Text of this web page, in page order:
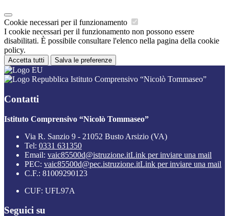
Cookie necessari per il funzionamento
I cookie necessari per il funzionamento non possono essere
disabilitati. È possibile consultare l'elenco nella pagina della cookie
policy.
Accetta tutti Salva le preferenze
Istituto Comprensivo “Nicolò Tommaseo”
Contatti
Istituto Comprensivo “Nicolò Tommaseo”
Via R. Sanzio 9 - 21052 Busto Arsizio (VA)
Tel: 0331 631350
Email: vaic85500d@istruzione.itLink per inviare una mail
PEC: vaic85500d@pec.istruzione.itLink per inviare una mail
C.F.: 81009290123
CUF: UFL97A
Seguici su